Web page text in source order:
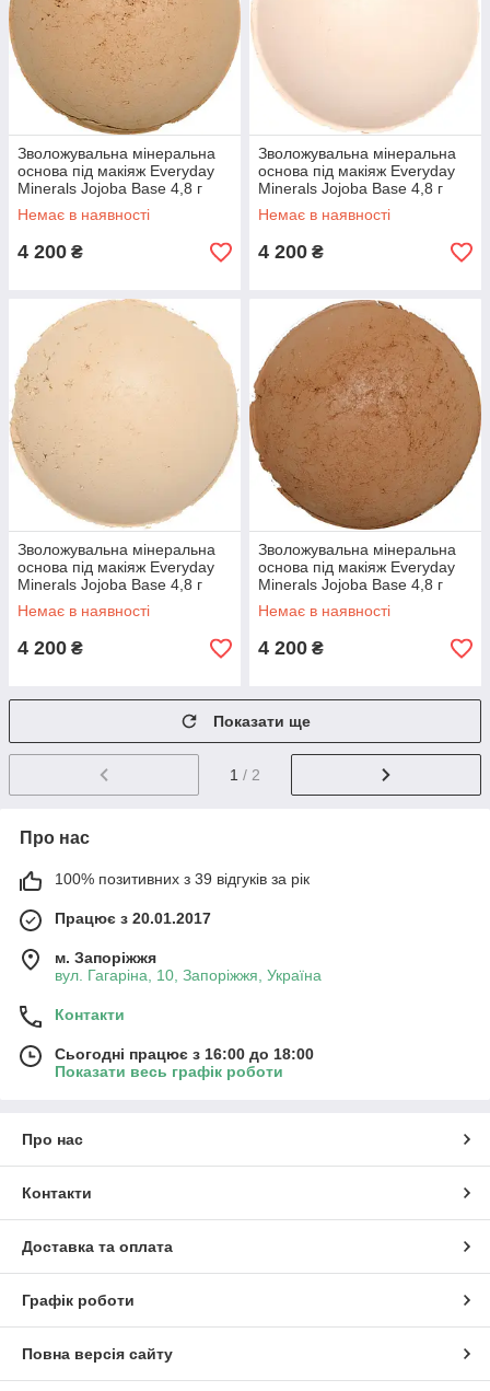
Зволожувальна мінеральна
основа під макіяж Everyday
Minerals Jojoba Base 4,8 г
Немає в наявності
4 200 ₴
Зволожувальна мінеральна
основа під макіяж Everyday
Minerals Jojoba Base 4,8 г
Beige 3N
Немає в наявності
4 200 ₴
Зволожувальна мінеральна
основа під макіяж Everyday
Minerals Jojoba Base 4,8 г
Golden Beige 3W
Немає в наявності
4 200 ₴
Зволожувальна мінеральна
основа під макіяж Everyday
Minerals Jojoba Base 4,8 г
Rosy Bronze 7C
Немає в наявності
4 200 ₴
Показати ще
1 / 2
Про нас
100% позитивних з 39 відгуків за рік
Працює з 20.01.2017
м. Запоріжжя
вул. Гагаріна, 10, Запоріжжя, Україна
Контакти
Сьогодні працює з 16:00 до 18:00
Показати весь графік роботи
Про нас
Контакти
Доставка та оплата
Графік роботи
Повна версія сайту